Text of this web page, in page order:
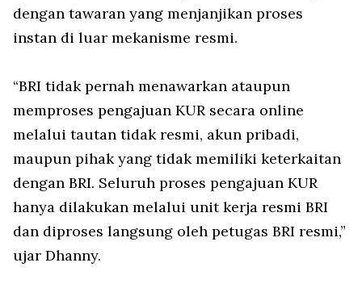
dengan tawaran yang menjanjikan proses
instan di luar mekanisme resmi.
“BRI tidak pernah menawarkan ataupun
memproses pengajuan KUR secara online
melalui tautan tidak resmi, akun pribadi,
maupun pihak yang tidak memiliki keterkaitan
dengan BRI. Seluruh proses pengajuan KUR
hanya dilakukan melalui unit kerja resmi BRI
dan diproses langsung oleh petugas BRI resmi,”
ujar Dhanny.